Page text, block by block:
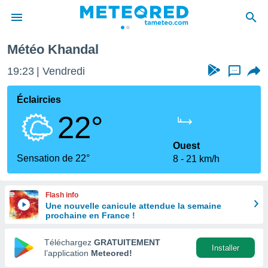
de
en
Météo Khandal
19:23 Vendredi ...
Éclaircies
22°
Sensation de 22°
Ouest
8
21 km/h
Flash info
Une nouvelle canicule attendue la semaine
prochaine en France !
Téléchargez GRATUITEMENT
l’application Meteored!
Installer